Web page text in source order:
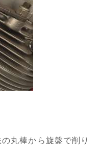
丸棒から旋盤で削り